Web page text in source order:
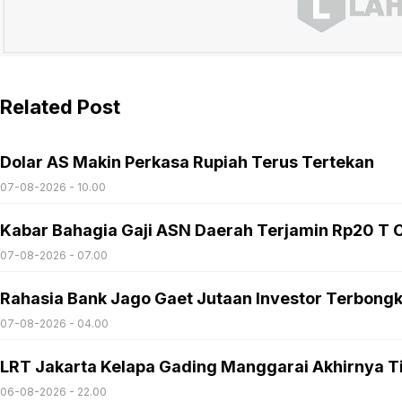
Related Post
Dolar AS Makin Perkasa Rupiah Terus Tertekan
07-08-2026 - 10.00
Kabar Bahagia Gaji ASN Daerah Terjamin Rp20 T
07-08-2026 - 07.00
Rahasia Bank Jago Gaet Jutaan Investor
07-08-2026 - 04.00
LRT Jakarta Kelapa Gading Manggarai Akhirnya
06-08-2026 - 22.00